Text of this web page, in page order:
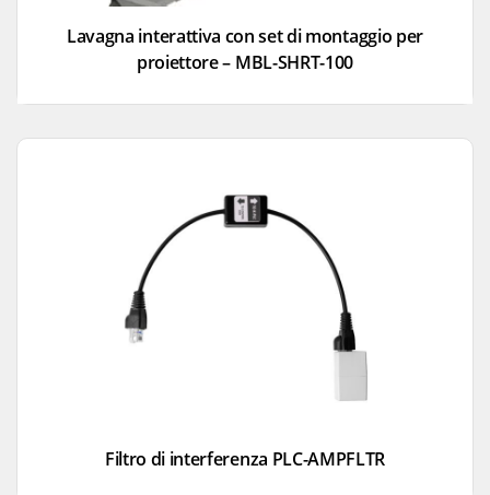
Lavagna interattiva con set di montaggio per
proiettore – MBL-SHRT-100
Filtro di interferenza PLC-AMPFLTR